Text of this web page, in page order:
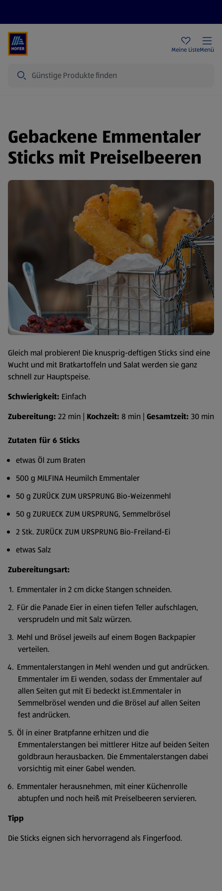
Meine ListeMenü
Gebackene Emmentaler
Sticks mit Preiselbeeren
Gleich mal probieren! Die knusprig-deftigen Sticks sind eine
Wucht und mit Bratkartoffeln und Salat werden sie ganz
schnell zur Hauptspeise.
Schwierigkeit: Einfach
Zubereitung: 22 min | Kochzeit: 8 min | Gesamtzeit: 30 min
Zutaten für 6 Sticks
etwas Öl zum Braten
500 g MILFINA Heumilch Emmentaler
50 g ZURÜCK ZUM URSPRUNG Bio-Weizenmehl
50 g ZURUECK ZUM URSPRUNG, Semmelbrösel
2 Stk. ZURÜCK ZUM URSPRUNG Bio-Freiland-Ei
etwas Salz
Zubereitungsart:
Emmentaler in 2 cm dicke Stangen schneiden.
Für die Panade Eier in einen tiefen Teller aufschlagen,
versprudeln und mit Salz würzen.
Mehl und Brösel jeweils auf einem Bogen Backpapier
verteilen.
Emmentalerstangen in Mehl wenden und gut andrücken.
Emmentaler im Ei wenden, sodass der Emmentaler auf
allen Seiten gut mit Ei bedeckt ist.Emmentaler in
Semmelbrösel wenden und die Brösel auf allen Seiten
fest andrücken.
Öl in einer Bratpfanne erhitzen und die
Emmentalerstangen bei mittlerer Hitze auf beiden Seiten
goldbraun herausbacken. Die Emmentalerstangen dabei
vorsichtig mit einer Gabel wenden.
Emmentaler herausnehmen, mit einer Küchenrolle
abtupfen und noch heiß mit Preiselbeeren servieren.
Tipp
Die Sticks eignen sich hervorragend als Fingerfood.